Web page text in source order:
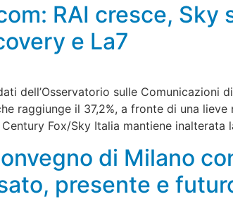
RAI cresce,
e La7
dell’Osservatorio sulle
raggiunge il 37,2%, a fronte di una
Fox/Sky Italia mantiene inalterata
di Milano
presente e